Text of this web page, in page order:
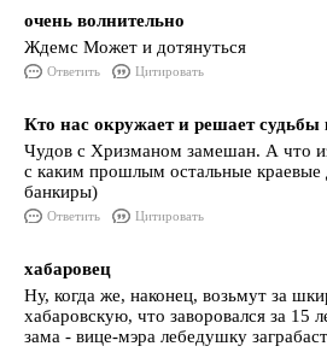
очень волнительно
Ждемс Может и дотянуться
Ответить Цитировать
Кто нас окружает и решает судьбы
Чудов с Хризманом замешан. А что
с каким прошлым остальные
банкиры)
Ответить Цитировать
хабаровец
Ну, когда же, наконец, возьмут за
хабаровскую, что заворовался за 15
зама - вице-мэра лебедушку